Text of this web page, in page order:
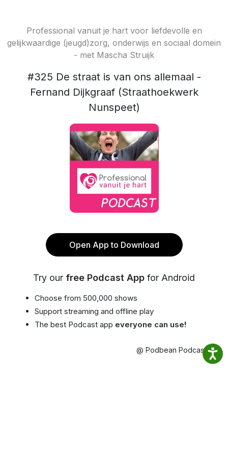
Professional vanuit je hart voor liefdevolle en
gelijkwaardige (jeugd)zorg, onderwijs en sociaal domein
- met Mascha Struijk
#325 De straat is van ons allemaal -
Fernand Dijkgraaf (Straathoekwerk
Nunspeet)
Open App to Download
Try our free Podcast App for Android
Choose from 500,000 shows
Support streaming and offline play
The best Podcast app everyone can use!
@ Podbean Podcast App